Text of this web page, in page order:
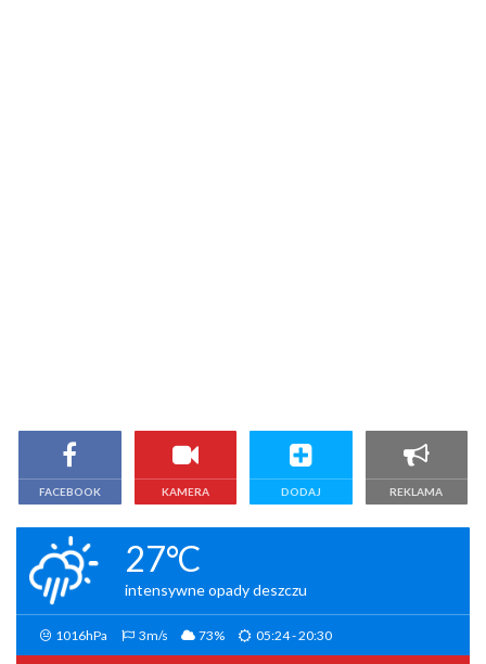
FACEBOOK KAMERA DODAJ REKLAMA
27°C
intensywne opady deszczu
1016hPa 3m/s 73% 05:24 - 20:30